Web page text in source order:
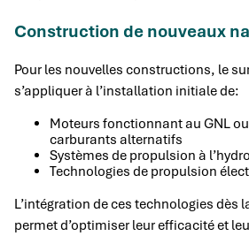
Construction de nouveaux
Pour les nouvelles constructions, le
s’appliquer à l’installation initiale de:
Moteurs fonctionnant au GNL ou
carburants alternatifs
Systèmes de propulsion à
Technologies de propulsion
L’intégration de ces technologies dès
permet d’optimiser leur efficacité et